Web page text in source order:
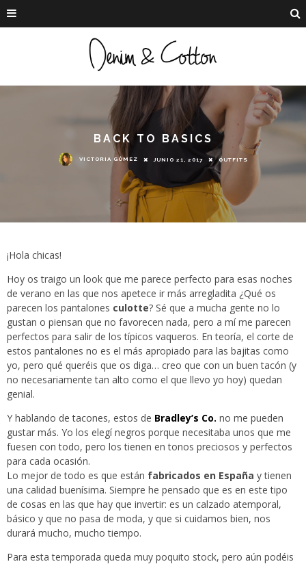
BACK TO BASICS
VICTORIA GÓMEZ JUNIO 21, 2017 OUTFITS
¡Hola chicas!
Hoy os traigo un look que me parece perfecto para esas noches
de verano en las que nos apetece ir más arregladita ¿Qué os
parecen los pantalones culotte? Sé que a mucha gente no lo
gustan o piensan que no favorecen nada, pero a mí me parecen
perfectos para salir de los típicos vaqueros. En teoría, el corte de
estos pantalones no es el más apropiado para las bajitas como
yo, pero qué queréis que os diga… creo que con un buen tacón (y
no necesariamente tan alto como el que llevo yo hoy) quedan
genial.
Y hablando de tacones, estos de Bradley’s Co. no me pueden
gustar más. Yo los elegí negros porque necesitaba unos que me
fuesen con todo, pero los tienen en tonos preciosos y perfectos
para cada ocasión.
Lo mejor de todo es que están fabricados en España y tienen
una calidad buenísima. Siempre he pensado que es en este tipo
de cosas en las que hay que invertir: es un calzado atemporal,
básico y que no pasa de moda, y que si cuidamos bien, nos
durará mucho, mucho tiempo.
Para esta temporada queda muy poquito stock, pero aún podéis